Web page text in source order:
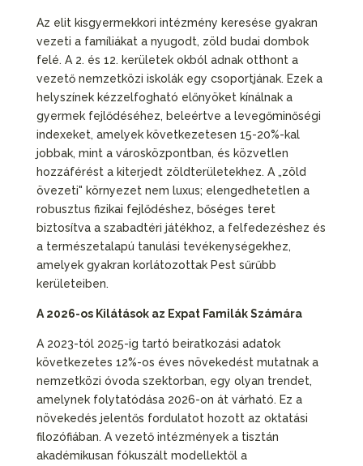
Az elit kisgyermekkori intézmény keresése gyakran
vezeti a famíliákat a nyugodt, zöld budai dombok
felé. A 2. és 12. kerületek okból adnak otthont a
vezető nemzetközi iskolák egy csoportjának. Ezek a
helyszínek kézzelfogható előnyöket kínálnak a
gyermek fejlődéséhez, beleértve a levegőminőségi
indexeket, amelyek következetesen 15-20%-kal
jobbak, mint a városközpontban, és közvetlen
hozzáférést a kiterjedt zöldterületekhez. A „zöld
övezeti" környezet nem luxus; elengedhetetlen a
robusztus fizikai fejlődéshez, bőséges teret
biztosítva a szabadtéri játékhoz, a felfedezéshez és
a természetalapú tanulási tevékenységekhez,
amelyek gyakran korlátozottak Pest sűrűbb
kerületeiben.
A 2026-os Kilátások az Expat Familák Számára
A 2023-tól 2025-ig tartó beiratkozási adatok
következetes 12%-os éves növekedést mutatnak a
nemzetközi óvoda szektorban, egy olyan trendet,
amelynek folytatódása 2026-on át várható. Ez a
növekedés jelentős fordulatot hozott az oktatási
filozófiában. A vezető intézmények a tisztán
akadémikusan fókuszált modellektől a